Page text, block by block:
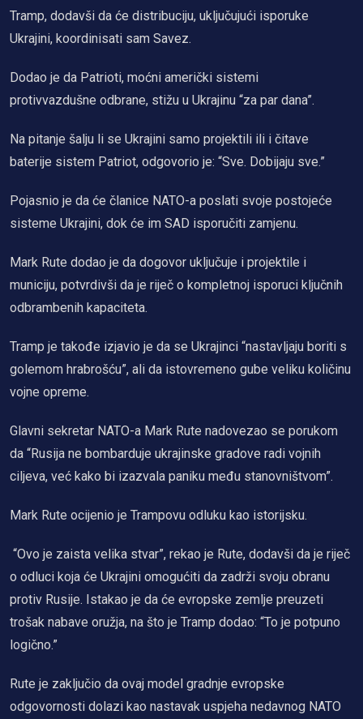
Tramp, dodavši da će distribuciju, uključujući isporuke
Ukrajini, koordinisati sam Savez.
Dodao je da Patrioti, moćni američki sistemi
protivvazdušne odbrane, stižu u Ukrajinu “za par dana”.
Na pitanje šalju li se Ukrajini samo projektili ili i čitave
baterije sistem Patriot, odgovorio je: “Sve. Dobijaju sve.”
Pojasnio je da će članice NATO-a poslati svoje postojeće
sisteme Ukrajini, dok će im SAD isporučiti zamjenu.
Mark Rute dodao je da dogovor uključuje i projektile i
municiju, potvrdivši da je riječ o kompletnoj isporuci ključnih
odbrambenih kapaciteta.
Tramp je takođe izjavio je da se Ukrajinci “nastavljaju boriti s
golemom hrabrošću”, ali da istovremeno gube veliku količinu
vojne opreme.
Glavni sekretar NATO-a Mark Rute nadovezao se porukom
da “Rusija ne bombarduje ukrajinske gradove radi vojnih
ciljeva, već kako bi izazvala paniku među stanovništvom”.
Mark Rute ocijenio je Trampovu odluku kao istorijsku.
“Ovo je zaista velika stvar”, rekao je Rute, dodavši da je riječ
o odluci koja će Ukrajini omogućiti da zadrži svoju obranu
protiv Rusije. Istakao je da će evropske zemlje preuzeti
trošak nabave oružja, na što je Tramp dodao: “To je potpuno
logično.”
Rute je zaključio da ovaj model gradnje evropske
odgovornosti dolazi kao nastavak uspjeha nedavnog NATO